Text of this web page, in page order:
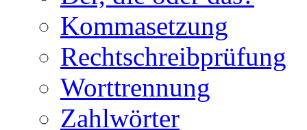
Kommasetzung
Rechtschreibprüfung
Worttrennung
Zahlwörter